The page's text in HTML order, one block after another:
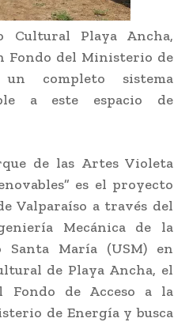
Cultural Playa Ancha,
Fondo del Ministerio de
completo sistema
a este espacio de
de las Artes Violeta
es el proyecto
Valparaíso a través del
Mecánica de la
Santa María (USM) en
de Playa Ancha, el
Fondo de Acceso a la
de Energía y busca